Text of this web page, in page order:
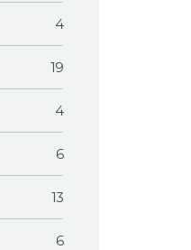
4
19
4
6
13
6